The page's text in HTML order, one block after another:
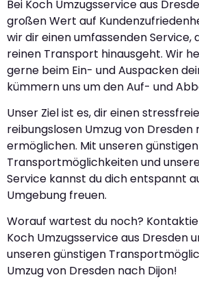
Bei Koch Umzugsservice aus
großen Wert auf
wir dir einen umfassenden Service,
reinen Transport hinausgeht. Wir
gerne beim Ein- und Auspacken
kümmern uns um den Auf- und
Unser Ziel ist es, dir einen
reibungslosen Umzug von Dresden
ermöglichen. Mit unseren günstigen
Transportmöglichkeiten und
Service kannst du dich entspannt
Umgebung freuen.
Worauf wartest du noch?
Koch Umzugsservice aus Dresden
unseren günstigen
Umzug von Dresden nach Dijon!